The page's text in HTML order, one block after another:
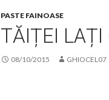
PASTE FAINOASE
TĂIȚEI
08/10/2015 GHIOCEL07